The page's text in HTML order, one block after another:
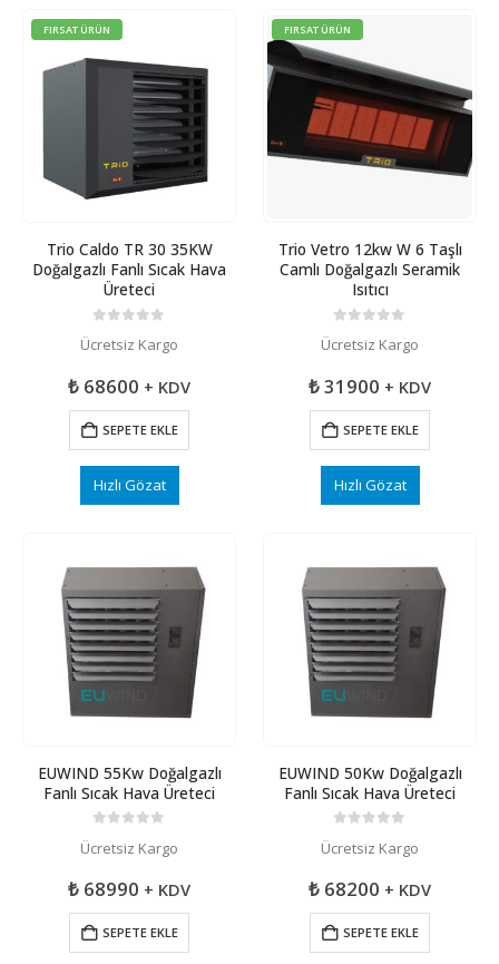
FIRSAT ÜRÜN
Trio Caldo TR 30 35KW
Doğalgazlı Fanlı Sıcak Hava
Üreteci
Ücretsiz Kargo
₺ 68600 + KDV
SEPETE EKLE
Hızlı Gözat
FIRSAT ÜRÜN
Trio Vetro 12kw W 6 Taşlı
Camlı Doğalgazlı Seramik
Isıtıcı
Ücretsiz Kargo
₺31900 + KDV
SEPETE EKLE
Hızlı Gözat
EUWIND 55Kw Doğalgazlı
Fanlı Sıcak Hava Üreteci
Ücretsiz Kargo
₺ 68990 + KDV
SEPETE EKLE
EUWIND 50Kw Doğalgazlı
Fanlı Sıcak Hava Üreteci
Ücretsiz Kargo
₺ 68200 + KDV
SEPETE EKLE